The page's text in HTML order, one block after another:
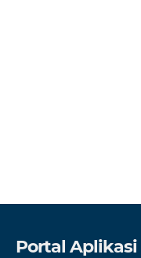
Portal Aplikasi